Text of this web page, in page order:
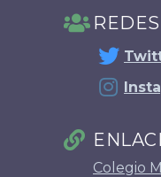
Colegio